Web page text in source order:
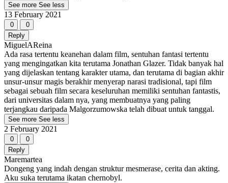
See more See less
13 February 2021
0
0
Reply
MiguelAReina
Ada rasa tertentu keanehan dalam film, sentuhan fantasi tertentu
yang mengingatkan kita terutama Jonathan Glazer. Tidak banyak hal
yang dijelaskan tentang karakter utama, dan terutama di bagian akhir
unsur-unsur magis berakhir menyerap narasi tradisional, tapi film
sebagai sebuah film secara keseluruhan memiliki sentuhan fantastis,
dari universitas dalam nya, yang membuatnya yang paling
terjangkau daripada Malgorzumowska telah dibuat untuk tanggal.
See more See less
2 February 2021
0
0
Reply
Maremartea
Dongeng yang indah dengan struktur mesmerase, cerita dan akting.
Aku suka terutama ikatan chernobyl.